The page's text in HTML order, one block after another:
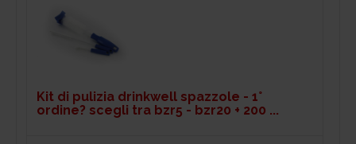
Kit di pulizia drinkwell spazzole - 1°
ordine? scegli tra bzr5 - bzr20 + 200 ...